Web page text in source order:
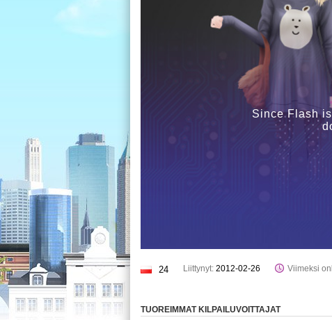
Since Flash
24 Liittynyt: 2012-02-26 Viimeksi
TUOREIMMAT KILPAILUVOITTAJAT